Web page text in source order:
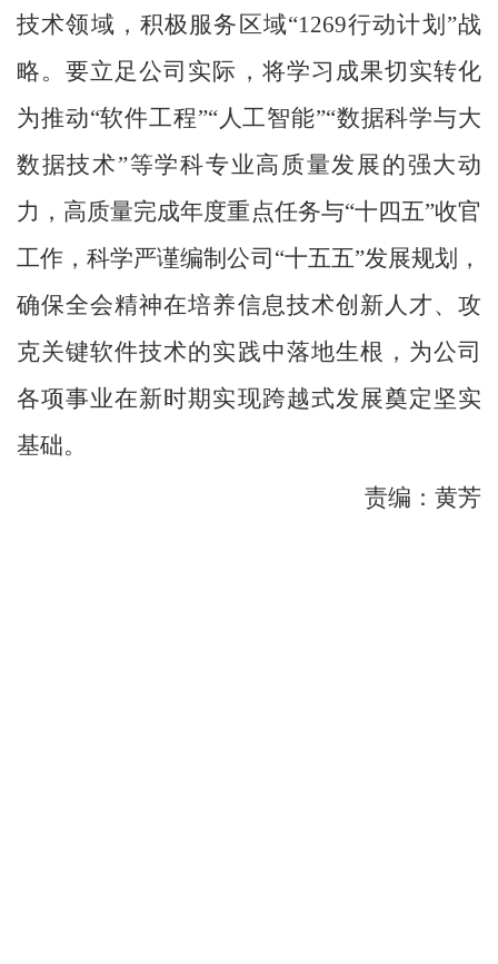
技术领域，积极服务区域“1269行动计划”战
略。要立足公司实际，将学习成果切实转化
为推动“软件工程”“人工智能”“数据科学与大
数据技术”等学科专业高质量发展的强大动
力，高质量完成年度重点任务与“十四五”收官
工作，科学严谨编制公司“十五五”发展规划，
确保全会精神在培养信息技术创新人才、攻
克关键软件技术的实践中落地生根，为公司
各项事业在新时期实现跨越式发展奠定坚实
基础。
责编：黄芳